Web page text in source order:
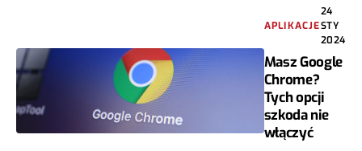
APLIKACJE
24
STY
2024
Masz Google
Chrome?
Tych opcji
szkoda nie
włączyć